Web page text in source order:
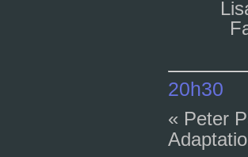
20h30
« Peter